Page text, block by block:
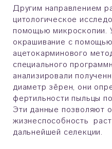
Другим направлением
цитологическое
помощью микроскопии.
окрашивание с
ацетокарминового
специального
анализировали
диаметр зёрен, они
фертильности пыльцы
Эти данные позволяют
жизнеспособность
дальнейшей селекции.